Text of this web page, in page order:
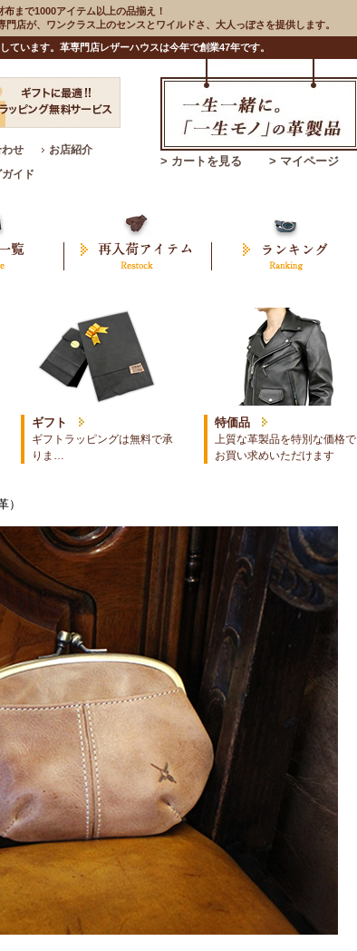
まで1000アイテム以上の品揃え！
店が、ワンクラス上のセンスとワイルドさ、大人っぽさを提供します。
います。革専門店レザーハウスは今年で創業47年です。
わせ
お店紹介
イド
> カートを見る > マイページ
ギフト
ギフトラッピングは無料で承
りま…
特価品
上質な革製品を特別な価格で
お買い求めいただけます
）